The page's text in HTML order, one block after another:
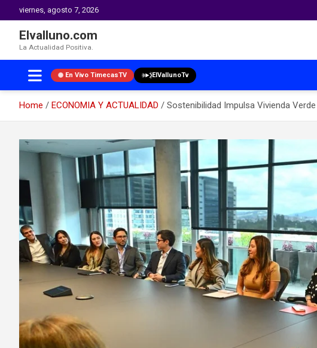
viernes, agosto 7, 2026
Elvalluno.com
La Actualidad Positiva.
En Vivo TimecasTV ElVallunoTv
Home ECONOMIA Y ACTUALIDAD
Sostenibilidad Impulsa Vivienda
content